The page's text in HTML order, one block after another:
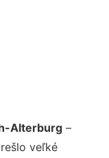
Alterburg –
veľké